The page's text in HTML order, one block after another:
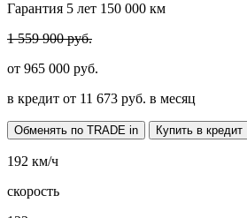
Гарантия 5 лет 150 000 км
1 559 900 руб.
от 965 000 руб.
в кредит от 11 673 руб. в месяц
Обменять по TRADE in Купить в кредит
192 км/ч
скорость